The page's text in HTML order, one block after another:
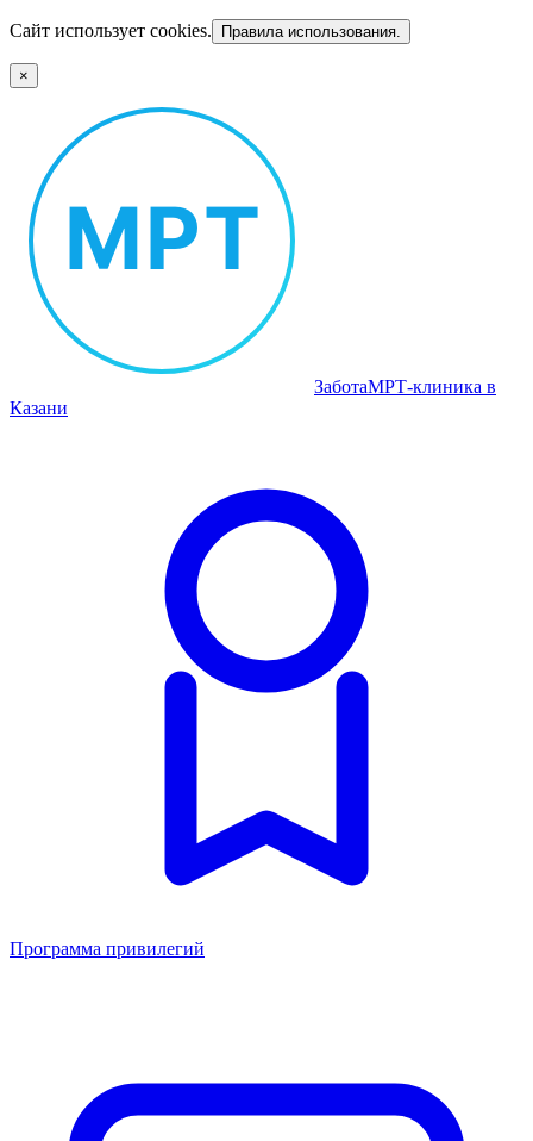
Сайт использует cookies. Правила использования.
×
ЗаботаМРТ‑клиника в
Казани
Программа привилегий